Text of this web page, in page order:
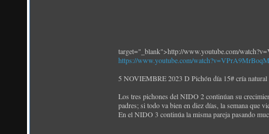
target="_blank">http://www.youtube.com/
https://www.youtube.com/watch?v=VPrA9MrBoqM
5 NOVIEMBRE 2023 D Pichón día 15# cría
Los tres pichones del NIDO 2 continúan su
padres; si todo va bien en diez días, la semana que
En el NIDO 3 continúa la misma pareja pasando